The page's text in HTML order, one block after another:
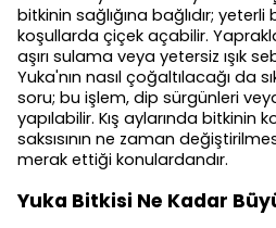
bitkinin sağlığına bağlıdır;
koşullarda çiçek açabilir.
aşırı sulama veya yetersiz ışık
Yuka'nın nasıl çoğaltılacağı da
soru; bu işlem, dip sürgünleri
yapılabilir. Kış aylarında bitkinin
saksısının ne zaman
merak ettiği konulardandır.
Yuka Bitkisi Ne Kadar